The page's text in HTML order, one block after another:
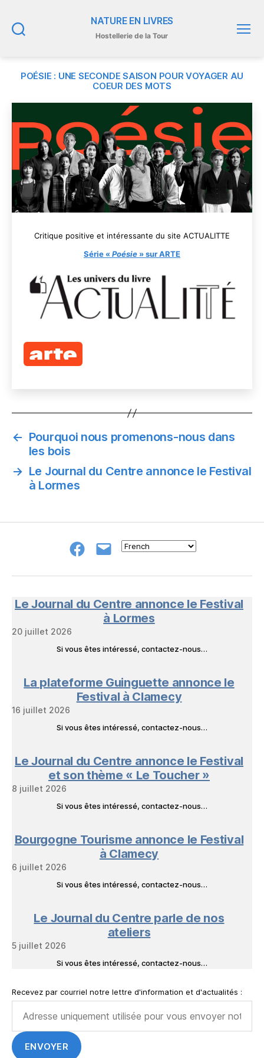
NATURE EN LIVRES
Hostellerie de la Tour
POÉSIE : UNE SECONDE SAISON POUR VOYAGER AU
COEUR DES MOTS
Critique positive et intéressante du site ACTUALITTE
Série «Poésie » sur ARTE
← Pourquoi nous promenons-nous dans
les bois
→ Le Journal du Centre annonce le Festival
à Lormes
Groupe
NeL
E-
à
Livres
Le Journal du Centre annonce le Festival
à Lormes
20 juillet 2026
Si vous êtes intéressé, contactez-nous…
La plateforme Guinguette annonce le
Festival à Clamecy
16 juillet 2026
Si vous êtes intéressé, contactez-nous…
Le Journal du Centre annonce le Festival
et son thème « Le Toucher »
8 juillet 2026
Si vous êtes intéressé, contactez-nous…
Bourgogne Tourisme annonce le Festival
à Clamecy
6 juillet 2026
Si vous êtes intéressé, contactez-nous…
Le Journal du Centre parle de nos
ateliers
5 juillet 2026
Si vous êtes intéressé, contactez-nous…
Recevez par courriel notre lettre d'information et d'actualités :